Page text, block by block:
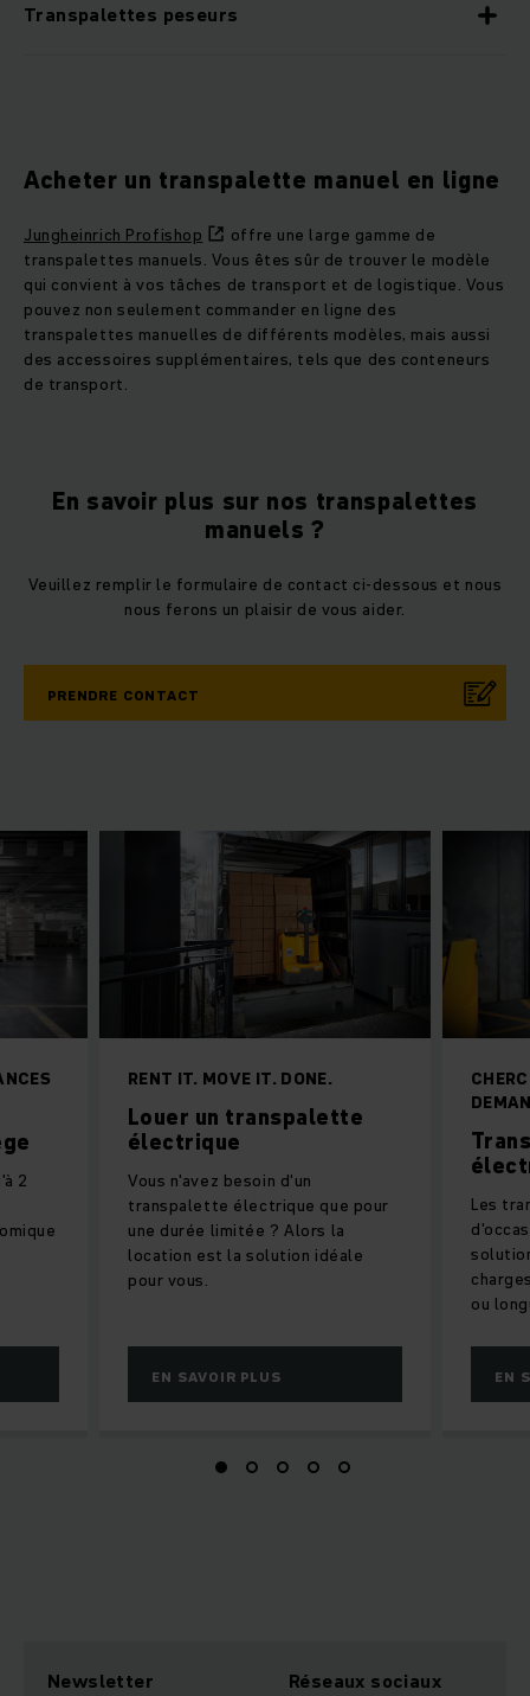
Transpalettes peseurs
Acheter un transpalette manuel en ligne
Jungheinrich Profishop
offre une large gamme de
transpalettes manuels. Vous êtes sûr de trouver le modèle
qui convient à vos tâches de transport et de logistique. Vous
pouvez non seulement commander en ligne des
transpalettes manuelles de différents modèles, mais aussi
des accessoires supplémentaires, tels que des conteneurs
de transport.
En savoir plus sur nos transpalettes
manuels ?
Veuillez remplir le formulaire de contact ci-dessous et nous
nous ferons un plaisir de vous aider.
PRENDRE CONTACT
RENT IT. MOVE IT. DONE.
Louer un transpalette
électrique
Vous n'avez besoin d'un
transpalette électrique que pour
une durée limitée ? Alors la
location est la solution idéale
pour vous.
EN SAVOIR PLUS
Les
ou
EN
2
Newsletter Réseaux sociaux